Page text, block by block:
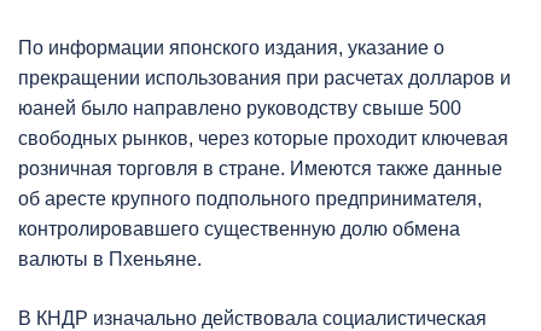
По информации японского издания, указание о
прекращении использования при расчетах долларов и
юаней было направлено руководству свыше 500
свободных рынков, через которые проходит ключевая
розничная торговля в стране. Имеются также данные
об аресте крупного подпольного предпринимателя,
контролировавшего существенную долю обмена
валюты в Пхеньяне.
В КНДР изначально действовала социалистическая